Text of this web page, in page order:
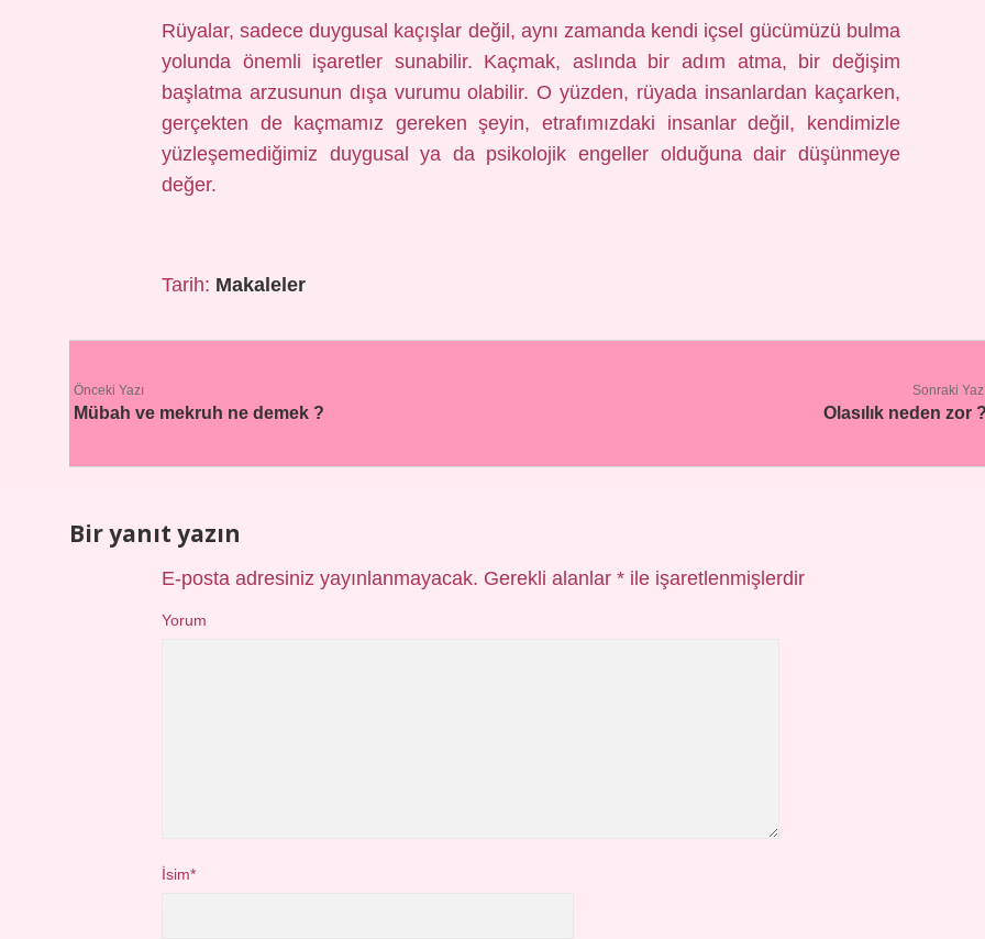
Rüyalar, sadece duygusal kaçışlar değil, aynı zamanda kendi içsel gücümüzü bulma
yolunda önemli işaretler sunabilir. Kaçmak, aslında bir adım atma, bir değişim
başlatma arzusunun dışa vurumu olabilir. O yüzden, rüyada insanlardan kaçarken,
gerçekten de kaçmamız gereken şeyin, etrafımızdaki insanlar değil, kendimizle
yüzleşemediğimiz duygusal ya da psikolojik engeller olduğuna dair düşünmeye
değer.
Tarih: Makaleler
Önceki Yazı
Mübah ve mekruh ne demek ?
Sonraki
Olasılık neden zor
Bir yanıt yazın
E-posta adresiniz yayınlanmayacak. Gerekli alanlar *ile işaretlenmişlerdir
Yorum
İsim*